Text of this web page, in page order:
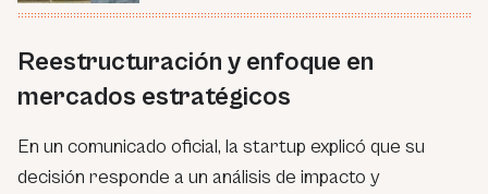
Reestructuración y enfoque en
mercados estratégicos
En un comunicado oficial, la startup explicó que su
decisión responde a un análisis de impacto y